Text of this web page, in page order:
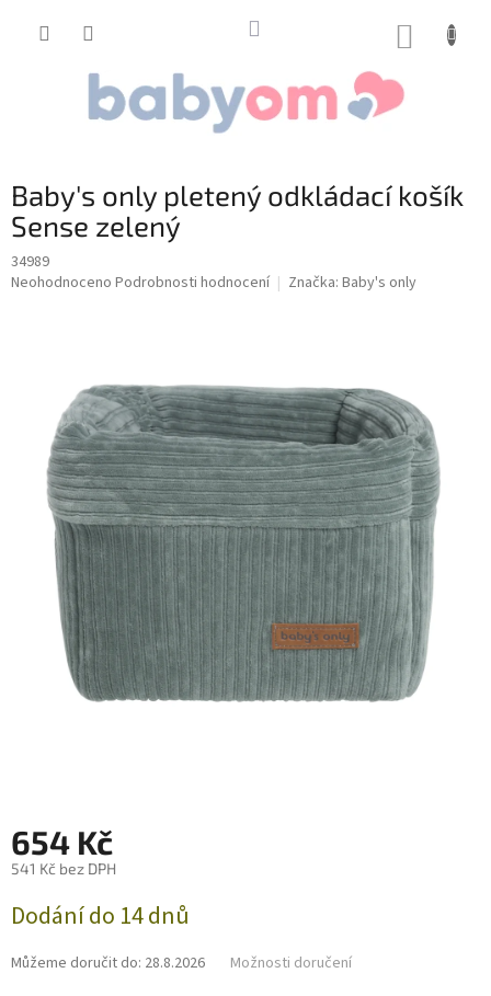
Baby's only pletený odkládací košík
Sense zelený
34989
Průměrné
hvězdiček.
Neohodnoceno Podrobnosti hodnocení Značka: Baby's only
654 Kč
541 Kč bez DPH
cena:
Dodání do 14 dnů
Můžeme doručit do: 28.8.2026 Možnosti doručení